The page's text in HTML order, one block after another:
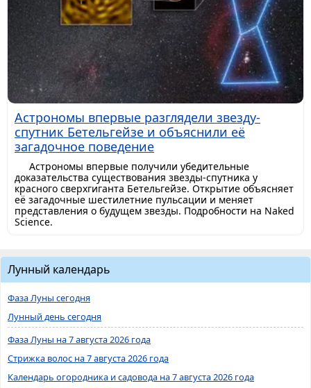
Астрономы впервые разглядели звезду-
спутник Бетельгейзе и объяснили её
загадочное поведение
Астрономы впервые получили убедительные
доказательства существования звезды-спутника у
красного сверхгиганта Бетельгейзе. Открытие объясняет
её загадочные шестилетние пульсации и меняет
представления о будущем звезды. Подробности на Naked
Science.
Лунный календарь
Фаза Луны сегодня
Лунный день сегодня
Фаза Луны на 7 августа 2026 года
Стрижка волос на 7 августа 2026 года
Календарь огородника и садовода на 7 августа 2026 года